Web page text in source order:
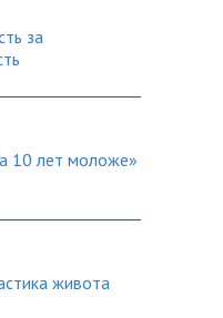
за
10 лет моложе»
живота